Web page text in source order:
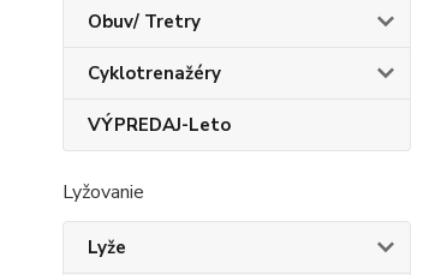
Obuv/ Tretry
Cyklotrenažéry
VÝPREDAJ-Leto
Lyžovanie
Lyže